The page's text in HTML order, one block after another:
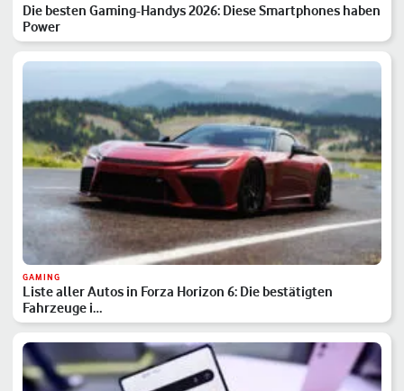
Die besten Gaming-Handys 2026: Diese Smartphones haben
Power
GAMING
Liste aller Autos in Forza Horizon 6: Die bestätigten
Fahrzeuge i…